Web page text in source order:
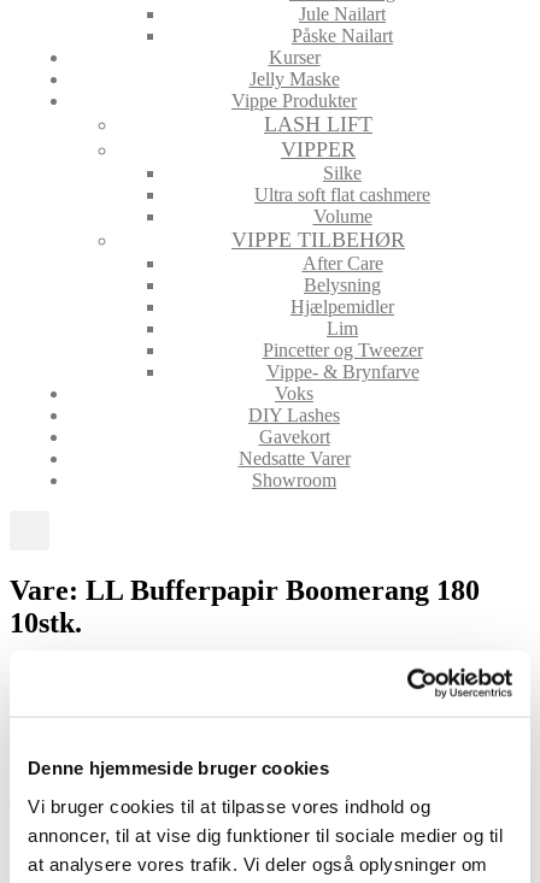
Denne hjemmeside bruger cookies
Vi bruger cookies til at tilpasse vores indhold og
annoncer, til at vise dig funktioner til sociale medier og til
at analysere vores trafik. Vi deler også oplysninger om
Jule Nailart
Påske Nailart
Kurser
Jelly Maske
Vippe Produkter
LASH LIFT
VIPPER
Silke
Ultra soft flat cashmere
Volume
VIPPE TILBEHØR
After Care
Belysning
Hjælpemidler
Lim
Pincetter og Tweezer
Vippe- & Brynfarve
Voks
DIY Lashes
Gavekort
Nedsatte Varer
Showroom
Vare: LL Bufferpapir Boomerang 180
10stk.
49,00
På lager